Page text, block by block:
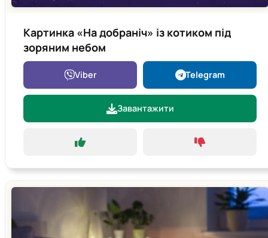
Картинка «На добраніч» із котиком під
зоряним небом
Viber Telegram
Завантажити